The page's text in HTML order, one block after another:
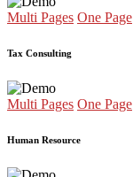
Multi Pages One Page
Tax Consulting
Multi Pages One Page
Human Resource